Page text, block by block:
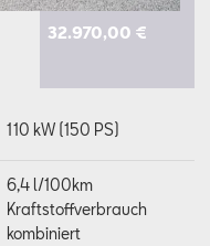
32.970,00 €
110 kW (150 PS)
6,4 l/100km
Kraftstoffverbrauch
kombiniert